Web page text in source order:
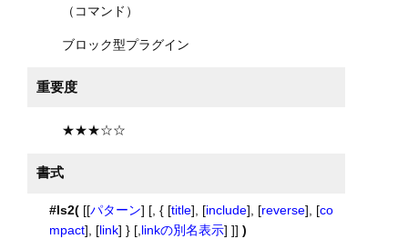
（コマンド）
ブロック型プラグイン
重要度
★★★☆☆
書式
#ls2([[パターン] [, { [title], [include], [reverse], [co
mpact], [link] } [, linkの別名表示] ]] )